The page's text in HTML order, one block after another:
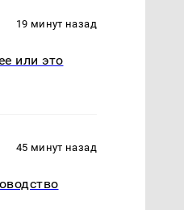
19 минут назад
или это
45 минут назад